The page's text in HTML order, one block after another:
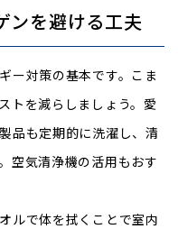
ンを避ける工夫
ー対策の基本です。こま
トを減らしましょう。愛
品も定期的に洗濯し、清
空気清浄機の活用もおす
ルで体を拭くことで室内